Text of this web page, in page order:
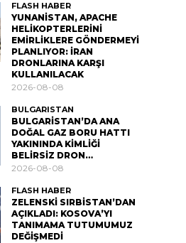
FLASH HABER
YUNANİSTAN, APACHE
HELİKOPTERLERİNİ
EMİRLİKLERE GÖNDERMEYİ
PLANLIYOR: İRAN
DRONLARINA KARŞI
KULLANILACAK
2026-08-08
BULGARISTAN
BULGARİSTAN’DA ANA
DOĞAL GAZ BORU HATTI
YAKININDA KİMLİĞİ
BELİRSİZ DRON…
2026-08-08
FLASH HABER
ZELENSKİ SIRBİSTAN’DAN
AÇIKLADI: KOSOVA’YI
TANIMAMA TUTUMUMUZ
DEĞİŞMEDİ